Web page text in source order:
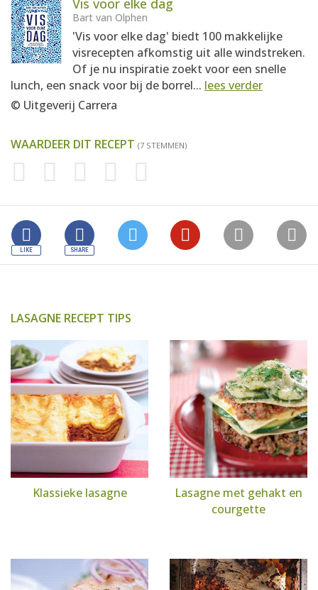
Vis voor elke dag
Bart van Olphen
'Vis voor elke dag' biedt 100 makkelijke
visrecepten afkomstig uit alle windstreken.
Of je nu inspiratie zoekt voor een snelle
lunch, een snack voor bij de borrel... lees verder
© Uitgeverij Carrera
WAARDEER DIT RECEPT (7 STEMMEN)
LASAGNE RECEPT TIPS
Klassieke lasagne
Lasagne met gehakt en
courgette